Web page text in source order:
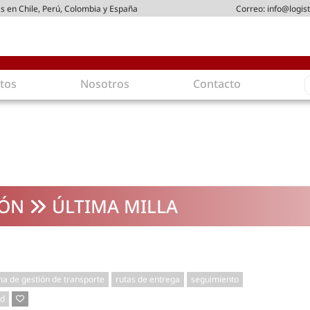
Chile, Perú, Colombia y España Correo:
Sostenible
Nosotros Contacto
ÚLTIMA MILLA
de gestión de transporte rutas de entrega
seguimiento